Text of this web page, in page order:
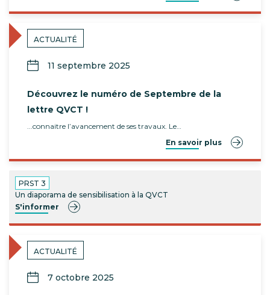
ACTUALITÉ
11 septembre 2025
Découvrez le numéro de Septembre de la
lettre QVCT !
...connaitre l’avancement de ses travaux. Le…
En savoir plus
PRST 3
Un diaporama de sensibilisation à la QVCT
S'informer
ACTUALITÉ
7 octobre 2025